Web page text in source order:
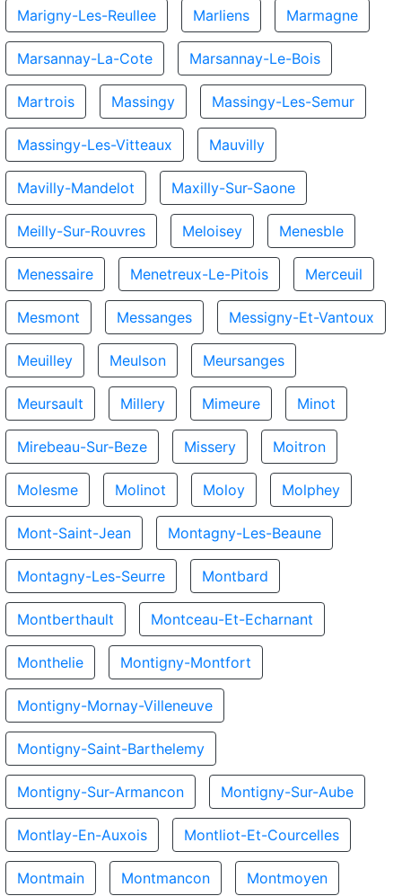
Marigny-Les-Reullee Marliens Marmagne
Marsannay-La-Cote Marsannay-Le-Bois
Martrois Massingy Massingy-Les-Semur
Massingy-Les-Vitteaux Mauvilly
Mavilly-Mandelot Maxilly-Sur-Saone
Meilly-Sur-Rouvres Meloisey Menesble
Menessaire Menetreux-Le-Pitois Merceuil
Mesmont Messanges Messigny-Et-Vantoux
Meuilley Meulson Meursanges
Meursault Millery Mimeure Minot
Mirebeau-Sur-Beze Missery Moitron
Molesme Molinot Moloy Molphey
Mont-Saint-Jean Montagny-Les-Beaune
Montagny-Les-Seurre Montbard
Montberthault Montceau-Et-Echarnant
Monthelie Montigny-Montfort
Montigny-Mornay-Villeneuve
Montigny-Saint-Barthelemy
Montigny-Sur-Armancon Montigny-Sur-Aube
Montlay-En-Auxois Montliot-Et-Courcelles
Montmain Montmancon Montmoyen